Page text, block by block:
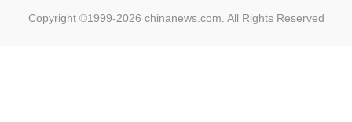
Copyright ©1999-2026 chinanews.com. All Rights Reserved